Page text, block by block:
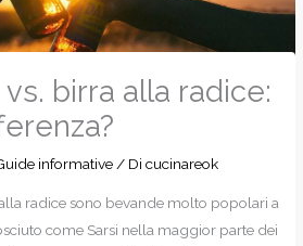
birra alla radice:
informative/ Dicucinareok
radice sono bevande molto popolari a
come Sarsi nella maggior parte dei